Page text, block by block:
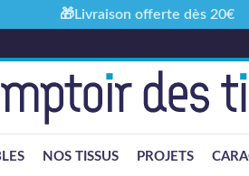
NOS TISSUS PROJETS
🎁Livraison offerte dès 20€